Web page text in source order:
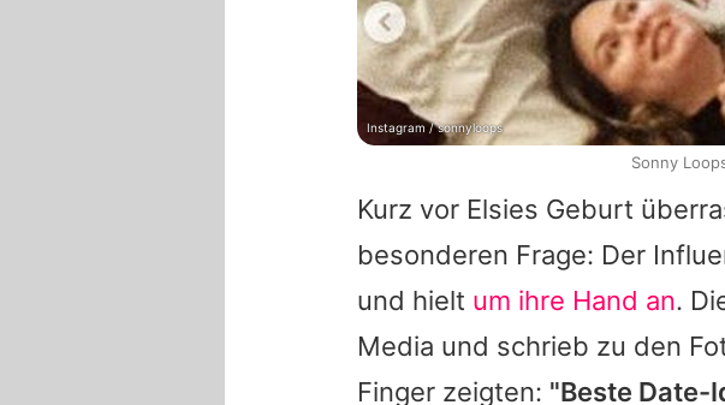
Kurz vor Elsies Geburt
besonderen Frage: Der
und hielt um ihre Hand an.
Media und schrieb zu den
Finger zeigten: "Beste Date-
Instagram / sonnyloops
Sonny